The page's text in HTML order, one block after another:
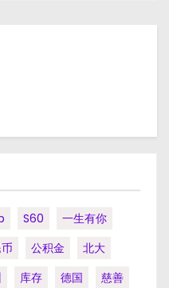
S60
一生有你
公积金
北大
库存 德国 慈善